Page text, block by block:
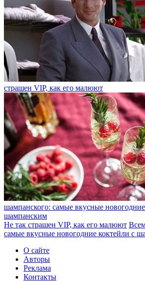
страшен VIP, как его малюют
шампанского: самые вкусные
шампанским
Не так страшен VIP, как его малюют
самые вкусные новогодние коктейли с
О сайте
Авторы
Реклама
Контакты